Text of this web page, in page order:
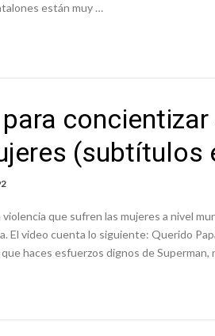
Aquí
están muy …
(subtítulos
que sufren las mujeres a nivel
El video cuenta lo siguiente: Querido
haces esfuerzos dignos de Superman,